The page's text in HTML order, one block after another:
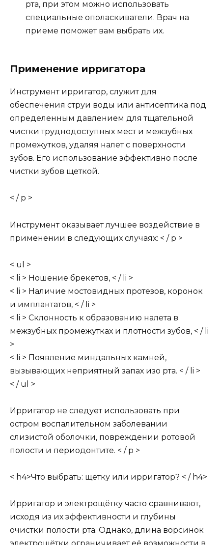
рта, при этом можно использовать
специальные ополаскиватели. Врач на
приеме поможет вам выбрать их.
Применение ирригатора
Инструмент ирригатор, служит для
обеспечения струи воды или антисептика под
определенным давлением для тщательной
чистки труднодоступных мест и межзубных
промежутков, удаляя налет с поверхности
зубов. Его использование эффективно после
чистки зубов щеткой.
< / p >
Инструмент оказывает лучшее воздействие в
применении в следующих случаях: < / p >
< ul >
< li > Ношение брекетов, < / li >
< li > Наличие мостовидных протезов, коронок
и имплантатов, < / li >
< li > Склонность к образованию налета в
межзубных промежутках и плотности зубов, < / li
>
< li > Появление миндальных камней,
вызывающих неприятный запах изо рта. < / li >
< / ul >
Ирригатор не следует использовать при
остром воспалительном заболевании
слизистой оболочки, повреждении ротовой
полости и периодонтите. < / p >
< h4>Что выбрать: щетку или ирригатор? < / h4>
Ирригатор и электрощётку часто сравнивают,
исходя из их эффективности и глубины
очистки полости рта. Однако, длина ворсинок